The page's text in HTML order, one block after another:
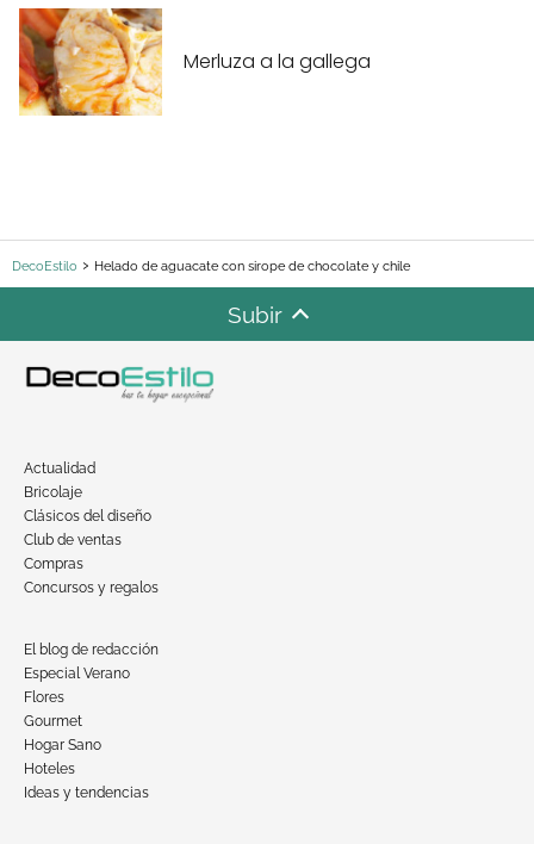
Merluza a la gallega
DecoEstilo Helado de aguacate con sirope de chocolate y chile
Subir
Actualidad
Bricolaje
Clásicos del diseño
Club de ventas
Compras
Concursos y regalos
El blog de redacción
Especial Verano
Flores
Gourmet
Hogar Sano
Hoteles
Ideas y tendencias